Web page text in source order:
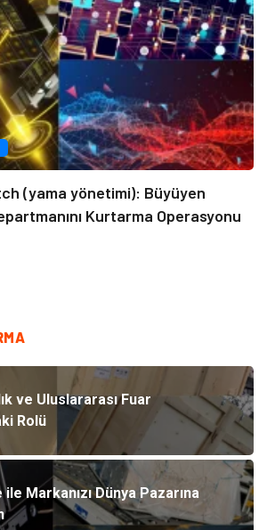
(yama yönetimi): Büyüyen
Kurtarma Operasyonu
ve Uluslararası Fuar
Rolü
ile Markanızı Dünya Pazarına